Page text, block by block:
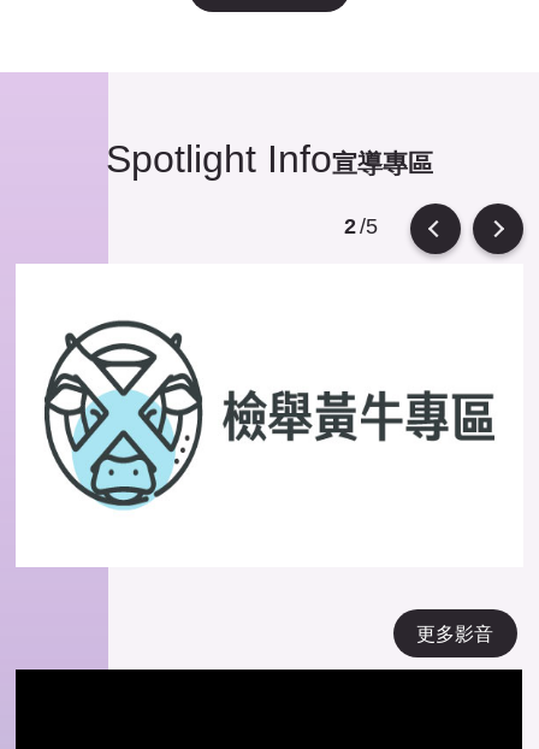
Spotlight Info宣導專區
2/5
更多影音